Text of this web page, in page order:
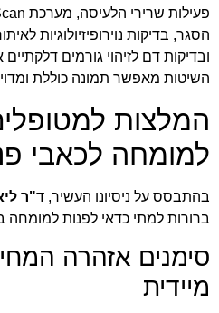
הסגר, בדיקות נוירופיזיולוגיות
ובדיקות דם לזיהוי גורמים דלקתיים
השיטות מאפשר תמונה כוללת
המלצות
למומחה לכאבי
בהתבסס על ניסיונו העשיר, ד"ר
ברורות למתי כדאי לפנות
סימנים אזהרה
מיידית